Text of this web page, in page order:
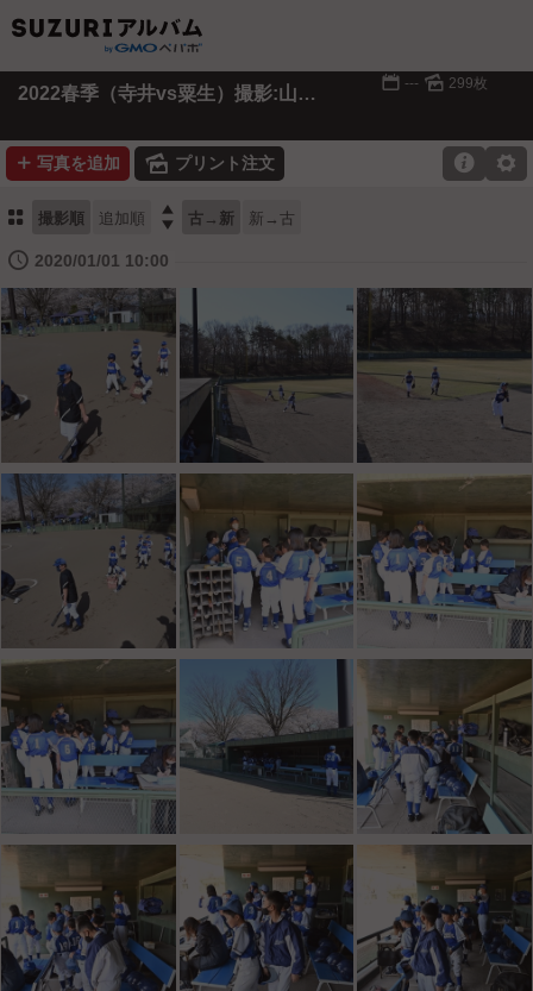
2022春季（寺井vs粟生）撮影:山本様(粟生) 📅 --- 🌄 299枚
➕ 写真を追加 🌄 プリント注文 ⚙

⚏ 撮影順 追加順  古→新 新→古
🕔 2020/01/01 10:00